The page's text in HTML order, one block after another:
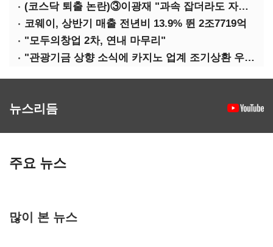
(코스닥 퇴출 논란)③이광재 "과속 잡더라도 자동차 없애지는 말아야"
코웨이, 상반기 매출 전년비 13.9% 뛴 2조7719억
"모두의창업 2차, 연내 마무리"
"관광기금 상향 소식에 카지노 업계 조기상환 우려"
뉴스리듬
주요 뉴스
많이 본 뉴스